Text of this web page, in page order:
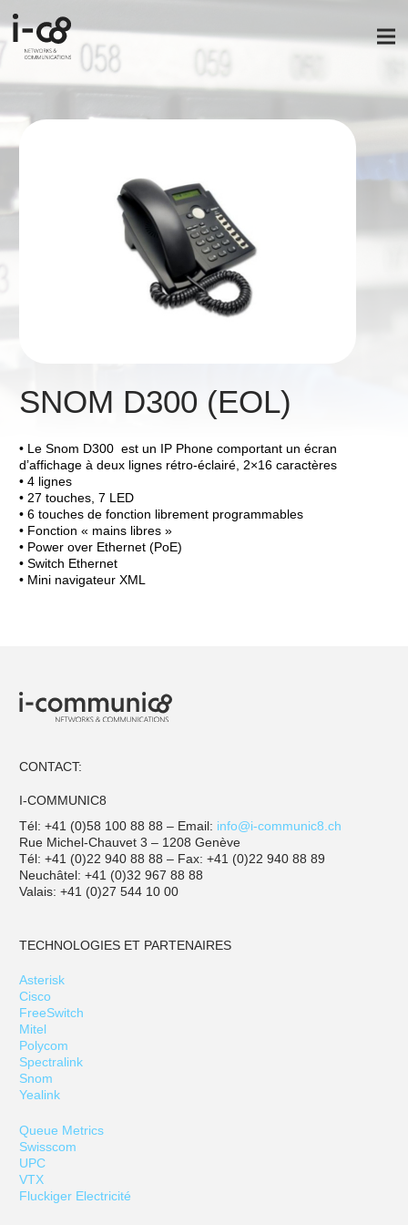
Société
Solutions IP
Contact
SNOM D300 (EOL)
• Le Snom D300 est un IP Phone comportant un écran
d’affichage à deux lignes rétro-éclairé, 2×16 caractères
• 4 lignes
• 27 touches, 7 LED
• 6 touches de fonction librement programmables
• Fonction « mains libres »
• Power over Ethernet (PoE)
• Switch Ethernet
• Mini navigateur XML
CONTACT:
I-COMMUNIC8
Tél: +41 (0)58 100 88 88 – Email: info@i-communic8.ch
Rue Michel-Chauvet 3 – 1208 Genève
Tél: +41 (0)22 940 88 88 – Fax: +41 (0)22 940 88 89
Neuchâtel: +41 (0)32 967 88 88
Valais: +41 (0)27 544 10 00
TECHNOLOGIES ET PARTENAIRES
Asterisk
Cisco
FreeSwitch
Mitel
Polycom
Spectralink
Snom
Yealink
Queue Metrics
Swisscom
UPC
VTX
Fluckiger Electricité